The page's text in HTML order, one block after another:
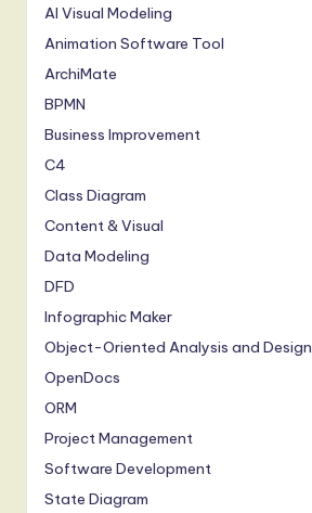
AI Visual Modeling
Animation Software Tool
ArchiMate
BPMN
Business Improvement
C4
Class Diagram
Content & Visual
Data Modeling
DFD
Infographic Maker
Object-Oriented Analysis and Design
OpenDocs
ORM
Project Management
Software Development
State Diagram